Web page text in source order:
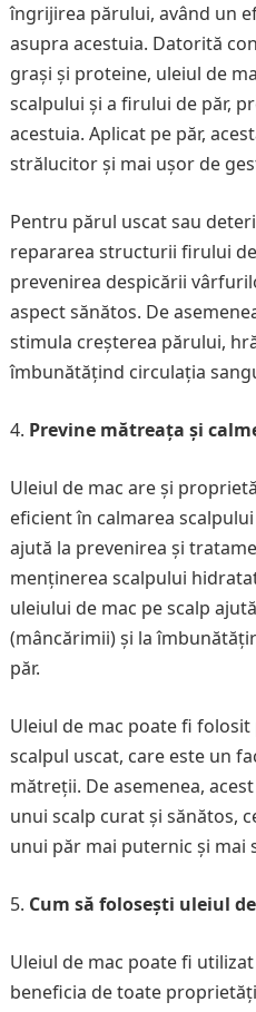
îngrijirea părului, având un
asupra acestuia. Datorită
grași și proteine, uleiul de
scalpului și a firului de păr,
acestuia. Aplicat pe păr,
strălucitor și mai ușor de
Pentru părul uscat sau
repararea structurii firului
prevenirea despicării
aspect sănătos. De
stimula creșterea părului,
îmbunătățind circulația
Previne mătreața și
Uleiul de mac are și
eficient în calmarea
ajută la prevenirea și
menținerea scalpului
uleiului de mac pe scalp
(mâncărimii) și la
păr.
Uleiul de mac poate fi
scalpul uscat, care este un
mătreții. De asemenea,
unui scalp curat și sănătos,
unui păr mai puternic și mai
Cum să folosești uleiul
Uleiul de mac poate fi
beneficia de toate